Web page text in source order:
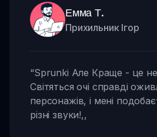
Емма Т.
Прихильник Ігор
“Sprunki Але Краще - це
Світяться очі справді
персонажів, і мені
різні звуки!,,